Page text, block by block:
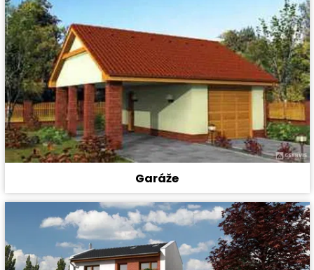
Garáže